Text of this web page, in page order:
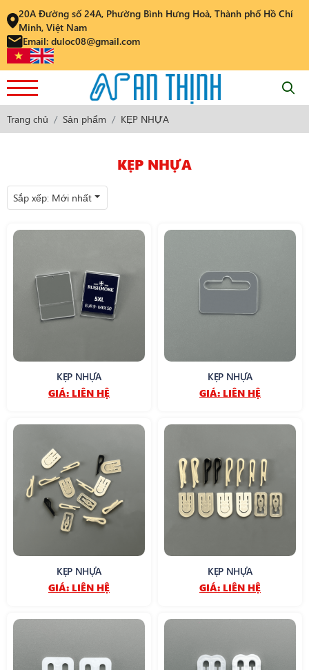
20A Đường số 24A, Phường Bình Hưng Hoà, Thành phố Hồ Chí
Minh, Việt Nam
Email: duloc08@gmail.com
Trang chủ Sản phẩm KẸP NHỰA
KẸP NHỰA
Sắp xếp: Mới nhất
KẸP NHỰA
GIÁ: LIÊN HỆ
KẸP NHỰA
GIÁ: LIÊN HỆ
KẸP NHỰA
GIÁ: LIÊN HỆ
KẸP NHỰA
GIÁ: LIÊN HỆ